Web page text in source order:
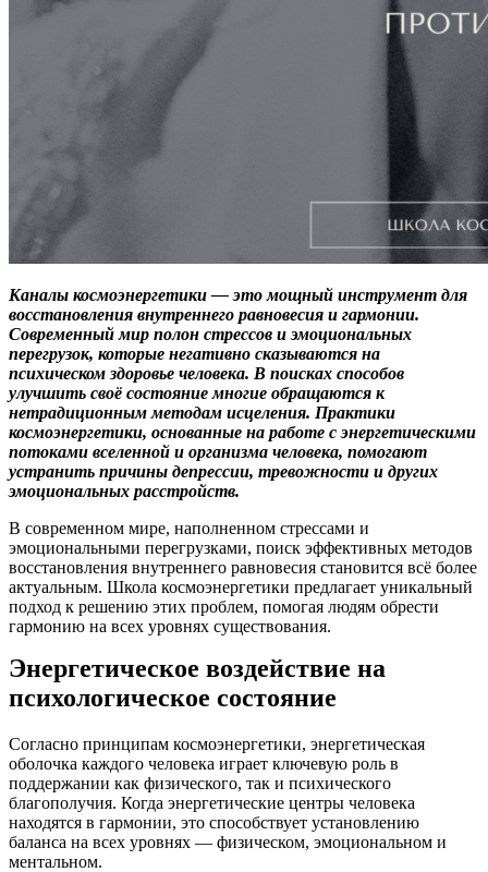
Каналы космоэнергетики — это мощный инструмент для
восстановления внутреннего равновесия и гармонии.
Современный мир полон стрессов и эмоциональных
перегрузок, которые негативно сказываются на
психическом здоровье человека. В поисках способов
улучшить своё состояние многие обращаются к
нетрадиционным методам исцеления. Практики
космоэнергетики, основанные на работе с энергетическими
потоками вселенной и организма человека, помогают
устранить причины депрессии, тревожности и других
эмоциональных расстройств.
В современном мире, наполненном стрессами и
эмоциональными перегрузками, поиск эффективных методов
восстановления внутреннего равновесия становится всё более
актуальным. Школа космоэнергетики предлагает уникальный
подход к решению этих проблем, помогая людям обрести
гармонию на всех уровнях существования.
Энергетическое воздействие на
психологическое состояние
Согласно принципам космоэнергетики, энергетическая
оболочка каждого человека играет ключевую роль в
поддержании как физического, так и психического
благополучия. Когда энергетические центры человека
находятся в гармонии, это способствует установлению
баланса на всех уровнях — физическом, эмоциональном и
ментальном.